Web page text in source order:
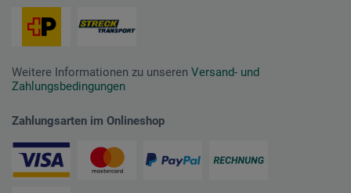
Weitere Informationen zu unseren Versand- und
Zahlungsbedingungen
Zahlungsarten im Onlineshop